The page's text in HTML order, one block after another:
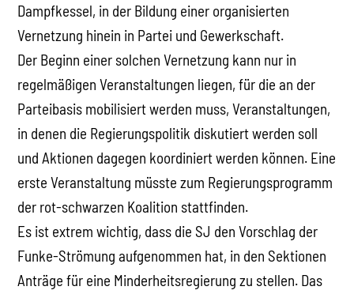
Dampfkessel, in der Bildung einer organisierten
Vernetzung hinein in Partei und Gewerkschaft.
Der Beginn einer solchen Vernetzung kann nur in
regelmäßigen Veranstaltungen liegen, für die an der
Parteibasis mobilisiert werden muss, Veranstaltungen,
in denen die Regierungspolitik diskutiert werden soll
und Aktionen dagegen koordiniert werden können. Eine
erste Veranstaltung müsste zum Regierungsprogramm
der rot-schwarzen Koalition stattfinden.
Es ist extrem wichtig, dass die SJ den Vorschlag der
Funke-Strömung aufgenommen hat, in den Sektionen
Anträge für eine Minderheitsregierung zu stellen. Das